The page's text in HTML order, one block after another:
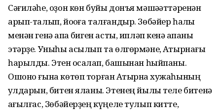
Сәғиләһе, оҙон көн буйы донъя мәшәҡәттәренән
арып-талып, йоҡоға талғандыр. Зөбәйер һаҡлыҡ
менән генә ҡапҡа биген асты, ипләп кенә ҡапҡаны
этәрҙе. Уныһы асылып та өлгөрмәне, Аҡтырнағы
һарылды. Этен ҡосаҡлап, башынан һыйпаны.
Ошоно ғына көтөп торған Аҡтырнаҡ хужаһының
ҡулдарын, битен яланы. Этенең йылы теле битенә
ҡағылғас, Зөбәйерҙең күңеле тулып китте,